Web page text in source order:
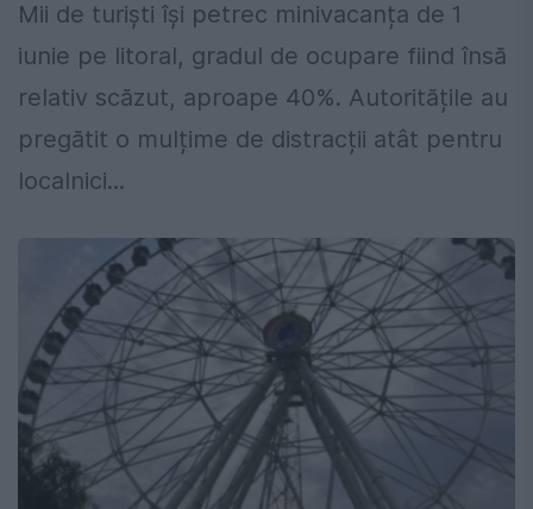
Mii de turiști își petrec minivacanța de 1
iunie pe litoral, gradul de ocupare fiind însă
relativ scăzut, aproape 40%. Autoritățile au
pregătit o mulțime de distracții atât pentru
localnici...